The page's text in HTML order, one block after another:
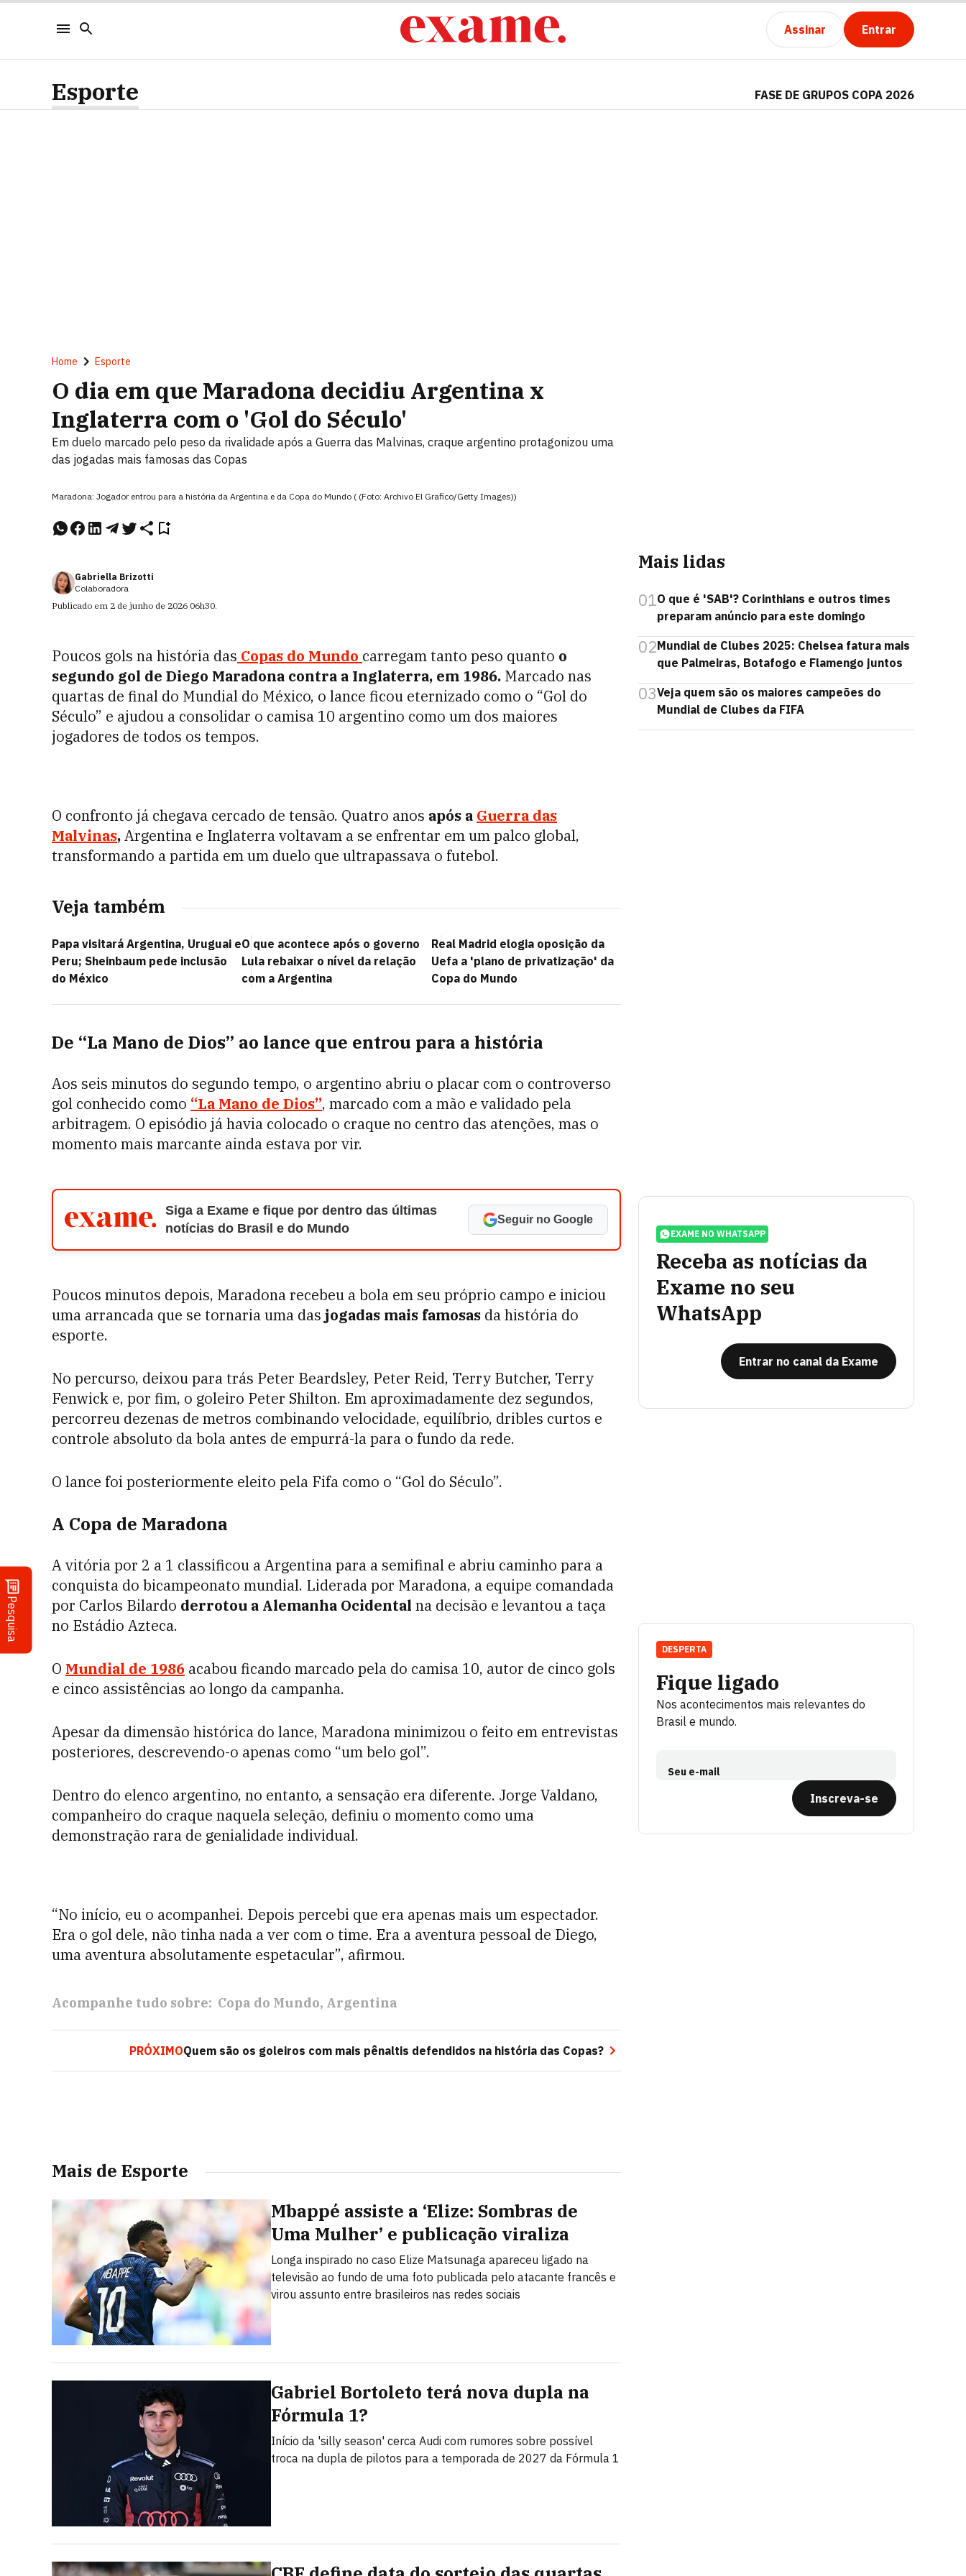
Assinar Entrar
Pesquisa
Esporte FASE DE GRUPOS COPA 2026
Home Esporte
O dia em que Maradona decidiu Argentina x
Inglaterra com o 'Gol do Século'
Em duelo marcado pelo peso da rivalidade após a Guerra das Malvinas, craque argentino protagonizou uma
das jogadas mais famosas das Copas
Maradona: Jogador entrou para a história da Argentina e da Copa do Mundo ( (Foto: Archivo El Grafico/Getty Images))
Gabriella Brizotti
Colaboradora
Publicado em 2 de junho de 2026 06h30.
Poucos gols na história das Copas do Mundo carregam tanto peso quanto o
segundo gol de Diego Maradona contra a Inglaterra, em 1986. Marcado nas
quartas de final do Mundial do México, o lance ficou eternizado como o “Gol do
Século” e ajudou a consolidar o camisa 10 argentino como um dos maiores
jogadores de todos os tempos.
O confronto já chegava cercado de tensão. Quatro anos após a Guerra das
Malvinas,Argentina e Inglaterra voltavam a se enfrentar em um palco global,
transformando a partida em um duelo que ultrapassava o futebol.
Veja também
Papa visitará Argentina, Uruguai e
Peru; Sheinbaum pede inclusão
do México
O que acontece após o governo
Lula rebaixar o nível da relação
com a Argentina
Real Madrid elogia oposição da
Uefa a 'plano de privatização' da
Copa do Mundo
De “La Mano de Dios” ao lance que entrou para a história
Aos seis minutos do segundo tempo, o argentino abriu o placar com o controverso
gol conhecido como “La Mano de Dios”, marcado com a mão e validado pela
arbitragem. O episódio já havia colocado o craque no centro das atenções, mas o
momento mais marcante ainda estava por vir.
Siga a Exame e fique por dentro das últimas
notícias do Brasil e do Mundo
Seguir no Google
Poucos minutos depois, Maradona recebeu a bola em seu próprio campo e iniciou
uma arrancada que se tornaria uma das jogadas mais famosas da história do
esporte.
No percurso, deixou para trás Peter Beardsley, Peter Reid, Terry Butcher, Terry
Fenwick e, por fim, o goleiro Peter Shilton. Em aproximadamente dez segundos,
percorreu dezenas de metros combinando velocidade, equilíbrio, dribles curtos e
controle absoluto da bola antes de empurrá-la para o fundo da rede.
O lance foi posteriormente eleito pela Fifa como o “Gol do Século”.
A Copa de Maradona
A vitória por 2 a 1 classificou a Argentina para a semifinal e abriu caminho para a
conquista do bicampeonato mundial. Liderada por Maradona, a equipe comandada
por Carlos Bilardo derrotou a Alemanha Ocidental na decisão e levantou a taça
no Estádio Azteca.
O Mundial de 1986 acabou ficando marcado pela do camisa 10, autor de cinco gols
e cinco assistências ao longo da campanha.
Apesar da dimensão histórica do lance, Maradona minimizou o feito em entrevistas
posteriores, descrevendo-o apenas como “um belo gol”.
Dentro do elenco argentino, no entanto, a sensação era diferente. Jorge Valdano,
companheiro do craque naquela seleção, definiu o momento como uma
demonstração rara de genialidade individual.
“No início, eu o acompanhei. Depois percebi que era apenas mais um espectador.
Era o gol dele, não tinha nada a ver com o time. Era a aventura pessoal de Diego,
uma aventura absolutamente espetacular”, afirmou.
Acompanhe tudo sobre: Copa do Mundo Argentina
PRÓXIMOQuem são os goleiros com mais pênaltis defendidos na história das Copas?
Mais de Esporte
Mbappé assiste a ‘Elize: Sombras de
Uma Mulher’ e publicação viraliza
Longa inspirado no caso Elize Matsunaga apareceu ligado na
televisão ao fundo de uma foto publicada pelo atacante francês e
virou assunto entre brasileiros nas redes sociais
Gabriel Bortoleto terá nova dupla na
Fórmula 1?
Início da 'silly season' cerca Audi com rumores sobre possível
troca na dupla de pilotos para a temporada de 2027 da Fórmula 1
Mais lidas
01O que é 'SAB'? Corinthians e outros times
preparam anúncio para este domingo
02Mundial de Clubes 2025: Chelsea fatura mais
que Palmeiras, Botafogo e Flamengo juntos
03Veja quem são os maiores campeões do
Mundial de Clubes da FIFA
EXAME NO WHATSAPP
Receba as notícias da
Exame no seu
WhatsApp
Entrar no canal da Exame
Fique ligado
Nos acontecimentos mais relevantes do
Brasil e mundo.
Seu e-mail
Inscreva-se
DESPERTA